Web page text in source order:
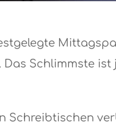
Schlimmste ist
Schreibtischen